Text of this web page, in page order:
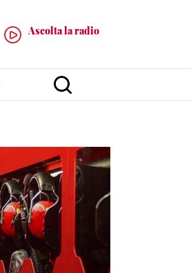
Ascolta la radio